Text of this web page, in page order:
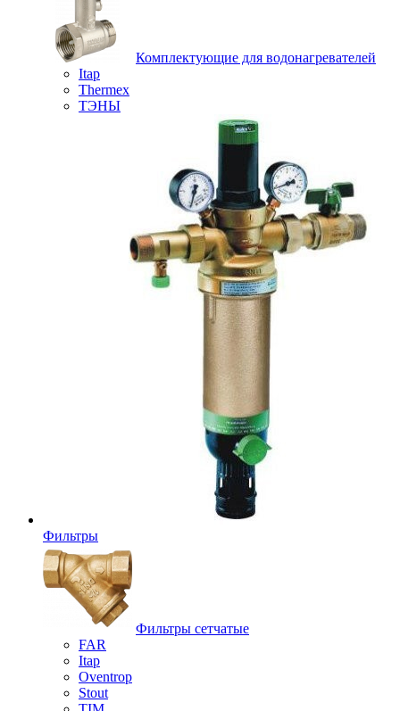
Комплектующие для водонагревателей
Itap
Thermex
ТЭНЫ
Фильтры
Фильтры сетчатые
FAR
Itap
Oventrop
Stout